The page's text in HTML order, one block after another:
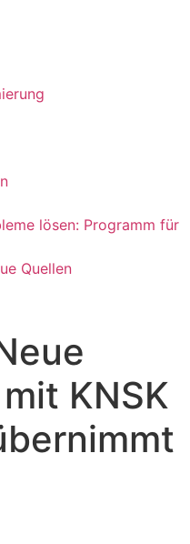
lösen: Programm für
Quellen
KNSK